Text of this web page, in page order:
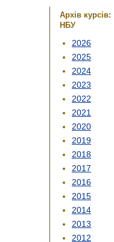
Архів курсів:
НБУ
2026
2025
2024
2023
2022
2021
2020
2019
2018
2017
2016
2015
2014
2013
2012